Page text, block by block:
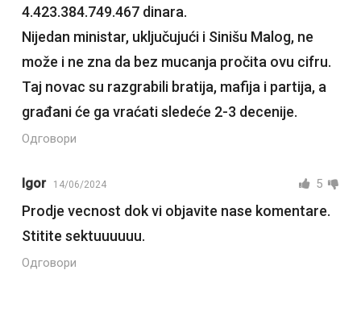
4.423.384.749.467 dinara.
Nijedan ministar, uključujući i Sinišu Malog, ne
može i ne zna da bez mucanja pročita ovu cifru.
Taj novac su razgrabili bratija, mafija i partija, a
građani će ga vraćati sledeće 2-3 decenije.
Одговори
Igor 14/06/2024 5
Prodje vecnost dok vi objavite nase komentare.
Stitite sektuuuuuu.
Одговори